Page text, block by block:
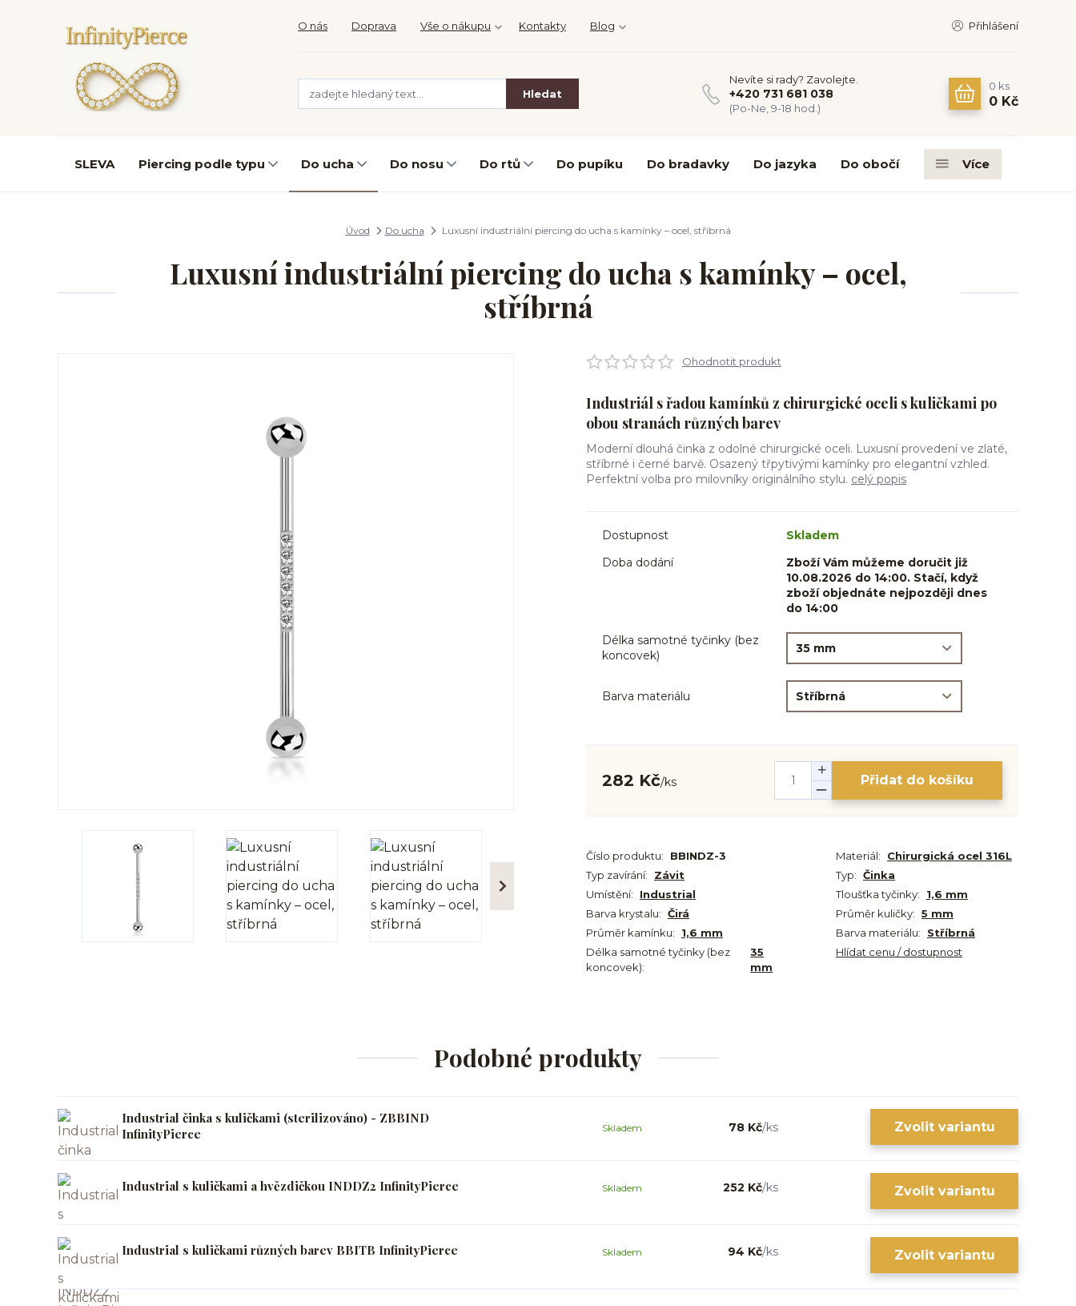
O nás Doprava Vše o nákupu Kontakty Blog Přihlášení
Hledat
Nevíte si rady? Zavolejte.
+420 731 681 038
(Po-Ne, 9-18 hod.)
0 ks
0 Kč
SLEVA Piercing podle typu Do ucha Do nosu Do rtů Do pupíku Do bradavky Do jazyka Do obočí Více
Úvod Do ucha Luxusní industriální piercing do ucha s kamínky – ocel, stříbrná
Luxusní industriální piercing do ucha s kamínky – ocel,
stříbrná
Ohodnotit produkt
Industriál s řadou kamínků z chirurgické oceli s kuličkami po
obou stranách různých barev
Moderní dlouhá činka z odolné chirurgické oceli. Luxusní provedení ve zlaté,
stříbrné i černé barvě. Osazený třpytivými kamínky pro elegantní vzhled.
Perfektní volba pro milovníky originálního stylu. celý popis
Dostupnost
Skladem
Doba dodání
Zboží Vám můžeme doručit již
10.08.2026 do 14:00. Stačí, když
zboží objednáte nejpozději dnes
do 14:00
Délka samotné tyčinky (bez
koncovek)
Barva materiálu
282 Kč/ks Přidat do košíku
Číslo produktu: BBINDZ-3 Materiál:
Chirurgická ocel 316L
Typ zavírání:
Závit Typ: Činka
Umístění:
Industrial Tloušťka tyčinky:
1,6 mm
Barva krystalu: Čirá Průměr kuličky: 5 mm
Průměr kamínku:
1,6 mm Barva materiálu:
Stříbrná
Délka samotné tyčinky (bez
koncovek):
35
mm
Hlídat cenu / dostupnost
Podobné produkty
Industrial činka s kuličkami (sterilizováno) - ZBBIND
InfinityPierce
78 Kč/ks
Skladem Zvolit variantu
Industrial s kuličkami a hvězdičkou INDDZ2 InfinityPierce 252 Kč/ks
Skladem Zvolit variantu
Industrial s kuličkami různých barev BBITB InfinityPierce 94 Kč/ks
Skladem Zvolit variantu